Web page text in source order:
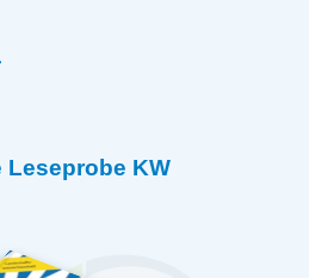
Leseprobe KW